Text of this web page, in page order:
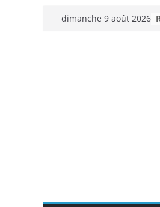
Passerdimanche 9 août 2026